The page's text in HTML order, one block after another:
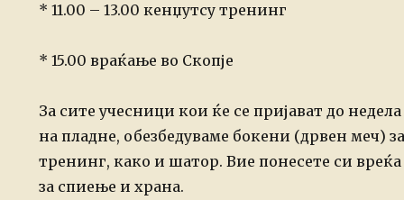
* 11.00 – 13.00 кенџутсу тренинг
* 15.00 враќање во Скопје
За сите учесници кои ќе се пријават до недела
на пладне, обезбедуваме бокени (дрвен меч) за
тренинг, како и шатор. Вие понесете си вреќа
за спиење и храна.